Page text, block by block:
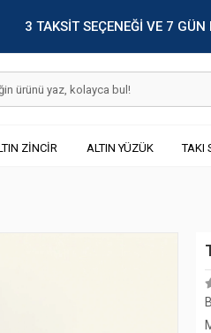
3 TAKSİT SEÇENEĞİ VE 7
ZİNCİR ALTIN YÜZÜK TAKI